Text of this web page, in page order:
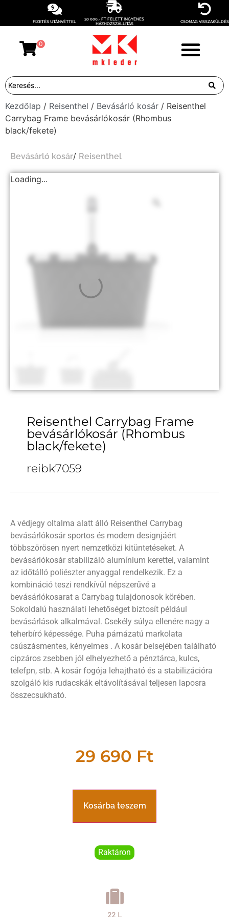
FIZETÉS UTÁNVÉTTEL
30 000,- FT FELETT INGYENES
HÁZHOZSZÁLLÍTÁS
CSOMAG VISSZAKÜLDÉS
0
Kezdőlap / Reisenthel / Bevásárló kosár / Reisenthel
Carrybag Frame bevásárlókosár (Rhombus
black/fekete)
Bevásárló kosár/ Reisenthel
Loading...
Reisenthel Carrybag Frame
bevásárlókosár (Rhombus
black/fekete)
reibk7059
A védjegy oltalma alatt álló Reisenthel Carrybag
bevásárlókosár sportos és modern designjáért
többszörösen nyert nemzetközi kitüntetéseket. A
bevásárlókosár stabilizáló alumínium kerettel, valamint
az időtálló poliészter anyaggal rendelkezik. Ez a
kombináció teszi rendkívül népszerűvé a
bevásárlókosarat a Carrybag tulajdonosok körében.
Sokoldalú használati lehetőséget biztosít például
bevásárlások alkalmával. Csekély súlya ellenére nagy a
teherbíró képessége. Puha párnázatú markolata
csúszásmentes, kényelmes . A kosár belsejében található
cipzáros zsebben jól elhelyezhető a pénztárca, kulcs,
telefpn, stb. A kosár fogója lehajtható és a stabilizációra
szolgáló kis rudacskák eltávolításával teljesen laposra
összecsukható.
29 690 Ft
Kosárba teszem
Raktáron
22 L